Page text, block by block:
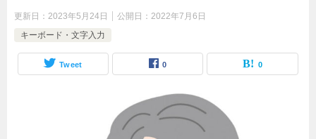
更新日： 2023年5月24日 公開日： 2022年7月6日
キーボード・文字入力
Tweet 0 0